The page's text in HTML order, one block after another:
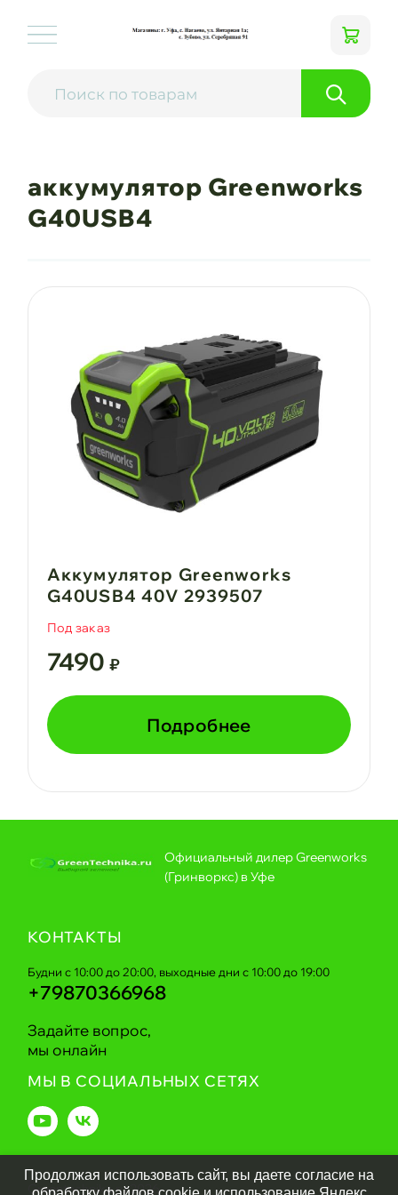
аккумулятор Greenworks
G40USB4
Аккумулятор Greenworks
G40USB4 40V 2939507
Под заказ
7490 ₽
Подробнее
Официальный дилер Greenworks
(Гринворкс) в Уфе
КОНТАКТЫ
Будни с 10:00 до 20:00, выходные дни с 10:00 до 19:00
+79870366968
Задайте вопрос,
мы онлайн
МЫ В СОЦИАЛЬНЫХ СЕТЯХ
Greentechnika.ru2026
Продолжая использовать сайт, вы даете согласие на